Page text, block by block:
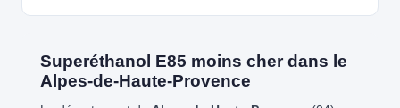
Superéthanol E85 moins cher dans le
Alpes-de-Haute-Provence